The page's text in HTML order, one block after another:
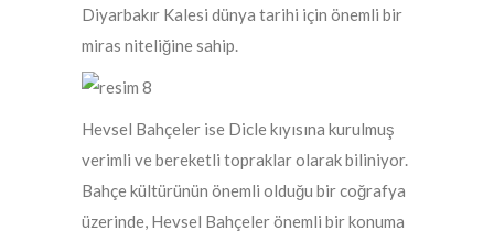
Diyarbakır Kalesi dünya tarihi için önemli bir
miras niteliğine sahip.
Hevsel Bahçeler ise Dicle kıyısına kurulmuş
verimli ve bereketli topraklar olarak biliniyor.
Bahçe kültürünün önemli olduğu bir coğrafya
üzerinde, Hevsel Bahçeler önemli bir konuma